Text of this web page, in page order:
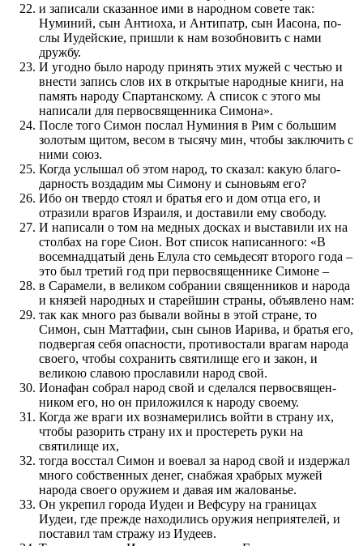
и записали ска­за­н­ное ими в народном совете так:
Нуминий, сын Антиоха, и Антипатр, сын Иасона, по­
слы­ Иудейские, при­шли к нам возобновить с нами
дружбу.
И угодно было народу при­нять этих мужей с честью и
внести запись слов их в открытые народные книги, на
память народу Спартанскому. А список с этого мы
написали для первосвящен­ника Симона».
После того Симон по­слал Нуминия в Рим с большим
золотым щитом, весом в тысячу мин, чтобы заключить с
ними союз.
Когда услы­шал об этом народ, то сказал: какую бла­го­
дарность воз­дадим мы Симону и сыновьям его?
Ибо он твердо стоял и братья его и дом отца его, и
отраз­или врагов Израиля, и доставили ему свободу.
И написали о том на медных досках и выставили их на
столбах на горе Сион. Вот список написан­ного: «В
восемнадцатый день Елула сто семьдесят второго года –
это был третий год при первосвящен­нике Симоне –
в Сарамели, в великом собрании священ­ников и народа
и князей народных и старей­шин страны, объявлено нам:
так как много раз­ бывали войны в этой стране, то
Симон, сын Маттафии, сын сынов Иарива, и братья его,
подвергая себя опасности, про­тивостали врагам народа
своего, чтобы сохранить святилище его и закон, и
великою славою про­славили народ свой.
Ионафан собрал народ свой и сделал­ся первосвящен­
ником его, но он при­ложил­ся к народу своему.
Когда же враги их воз­намерились войти в страну их,
чтобы разо­рить страну их и про­стереть руки на
святилище их,
тогда восстал Симон и воевал за народ свой и издержал
много соб­с­т­вен­ных денег, снабжая храбрых мужей
народа своего оружием и давая им жалованье.
Он укрепил города Иудеи и Вефсуру на границах
Иудеи, где пре­жде находились оружия неприятелей, и
по­ставил там стражу из Иудеев.